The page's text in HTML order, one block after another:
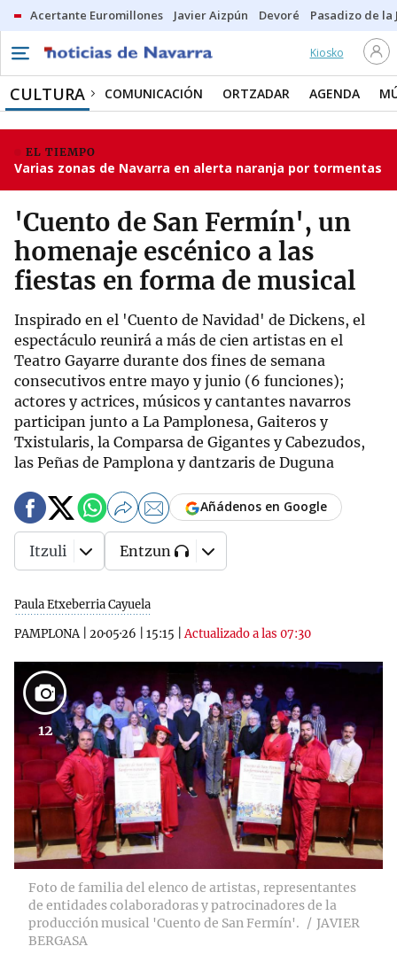
Acertante Euromillones Javier Aizpún Devoré Pasadizo de la
Kiosko
CULTURA COMUNICACIÓN ORTZADAR AGENDA
EL TIEMPO
Varias zonas de Navarra en alerta naranja por tormentas
'Cuento de San Fermín', un
homenaje escénico a las
fiestas en forma de musical
Inspirado en el 'Cuento de Navidad' de Dickens, el
espectáculo reunirá a más de cien artistas en el
Teatro Gayarre durante dos fines de semana
consecutivos entre mayo y junio (6 funciones);
actores y actrices, músicos y cantantes navarros
participan junto a La Pamplonesa, Gaiteros y
Txistularis, la Comparsa de Gigantes y Cabezudos,
las Peñas de Pamplona y dantzaris de Duguna
Paula Etxeberria Cayuela
PAMPLONA| 20·05·26 15:15 |Actualizado a las 07:30
Añádenos en Google
Itzuli Entzun
12
Foto de familia del elenco de artistas, representantes
de entidades colaboradoras y patrocinadores de la
producción musical 'Cuento de San Fermín'.
JAVIER
BERGASA